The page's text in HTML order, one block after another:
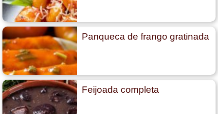
Panqueca de frango gratinada
Feijoada completa